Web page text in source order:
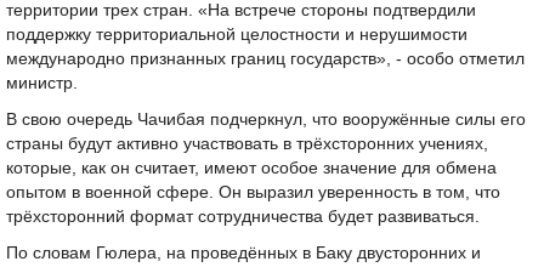
территории трех стран. «На встрече стороны подтвердили
поддержку территориальной целостности и нерушимости
международно признанных границ государств», - особо отметил
министр.
В свою очередь Чачибая подчеркнул, что вооружённые силы его
страны будут активно участвовать в трёхсторонних учениях,
которые, как он считает, имеют особое значение для обмена
опытом в военной сфере. Он выразил уверенность в том, что
трёхсторонний формат сотрудничества будет развиваться.
По словам Гюлера, на проведённых в Баку двусторонних и